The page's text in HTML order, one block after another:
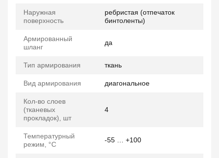
Наружная
поверхность
ребристая (отпечаток
бинтоленты)
Армированный
шланг
да
Тип армирования ткань
Вид армирования диагональное
Кол-во слоев
(тканевых
прокладок), шт
4
Температурный
режим, °C
-55 … +100